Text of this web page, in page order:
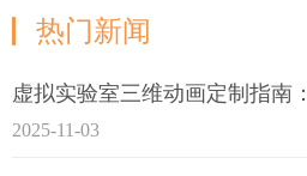
热门新闻
虚拟实验室三维动画定制指南
2025-11-03